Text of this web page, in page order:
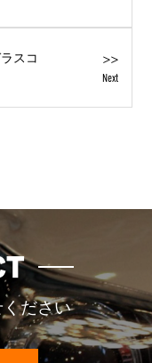
>>
Next
スコ
ださい